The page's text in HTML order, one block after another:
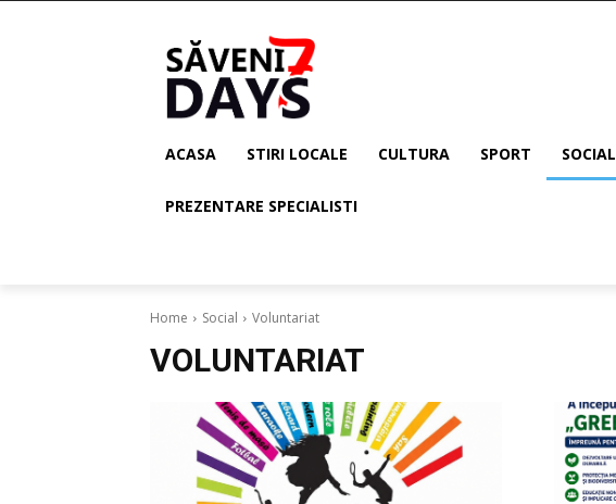
ACASA STIRI LOCALE CULTURA SPORT SOCIAL
PREZENTARE SPECIALISTI
Home Social Voluntariat
VOLUNTARIAT